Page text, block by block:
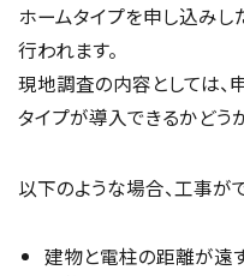
ホームタイプを申し込み
行われます。
現地調査の内容としては、
タイプが導入できるかどう
以下のような場合、工事が
建物と電柱の距離が遠